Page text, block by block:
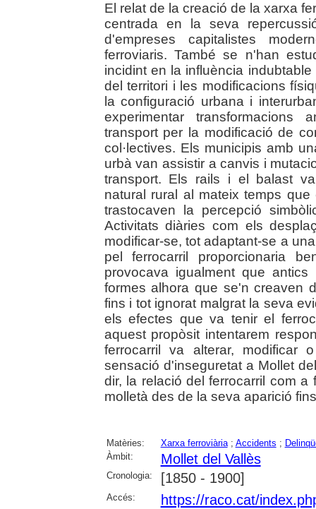
El relat de la creació de la xarxa
centrada en la seva
d'empreses capitalistes
ferroviaris. També se n'han
incidint en la influència
del territori i les modificacions
la configuració urbana i
experimentar transformacions
transport per la modificació de
col·lectives. Els municipis amb
urbà van assistir a canvis i
transport. Els rails i el balast
natural rural al mateix temps
trastocaven la percepció
Activitats diàries com els
modificar-se, tot adaptant-se a
pel ferrocarril proporcionaria
provocava igualment que
formes alhora que se'n creaven
fins i tot ignorat malgrat la seva
els efectes que va tenir el
aquest propòsit intentarem
ferrocarril va alterar,
sensació d'inseguretat a Mollet
dir, la relació del ferrocarril com
molletà des de la seva aparició
Matèries: Xarxa ferroviària; Accidents ;
Àmbit:
Mollet del Vallès
Cronologia: [1850 - 1900]
Accés: https://raco.cat/